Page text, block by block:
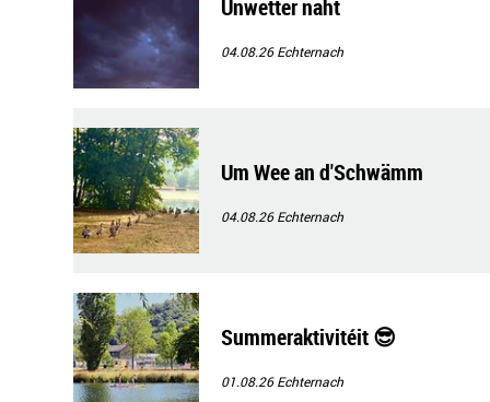
Unwetter naht
04.08.26Echternach
Um Wee an d'Schwämm
04.08.26Echternach
Summeraktivitéit 😎
01.08.26Echternach